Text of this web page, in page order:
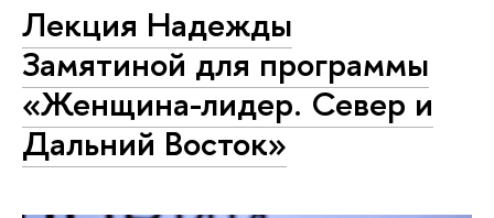
Лекция Надежды
Замятиной для программы
«Женщина-лидер. Север и
Дальний Восток»